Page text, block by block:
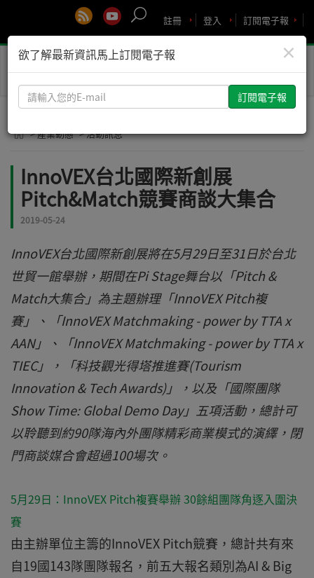
訂閱電子報
登入
註冊
Toggle
> 產業動態 > 活動訊息
InnoVEX台北國際新創展
Pitch&Match競賽商談大集合
2019-05-24
InnoVEX台北國際新創展將在5月29日至31日於台北
世貿一館舉辦，期間在Pi Stage舞台以「Pitch &
Match大集合」為主題辦理「InnoVEX Pitch複
賽」、「InnoVEX Matchmaking - power by TTA x
AAN」、「InnoVEX Matchmaking - power by TTA x
TIEC」，「科技觀光得塔推進賽(Tourism
Innovation & Tech Awards)」，以及「國際團隊
Show Time: Global Demo Day」五項活動，總計可
以聆聽到約90隊海內外團隊精彩商業模式的演繹，閉
門商談媒合會超過100場次。
5月29日：InnoVEX Pitch複賽舉辦 30餘組團隊角逐入圍決
賽
由主辦單位主籌的InnoVEX Pitch競賽，總計共有來
自19國143隊團隊報名，前五大報名類別為AI & Big
×
欲了解最新資訊馬上訂閱電子報
請
輸
您
E-
mail